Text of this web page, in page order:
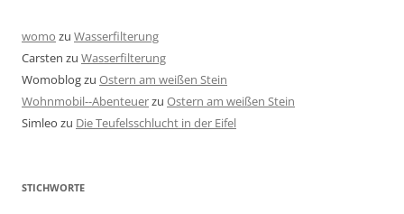
womo zu Wasserfilterung
Carsten zu Wasserfilterung
Womoblogzu Ostern am weißen Stein
Wohnmobil--Abenteuerzu Ostern am weißen Stein
Simleo zu Die Teufelsschlucht in der Eifel
STICHWORTE